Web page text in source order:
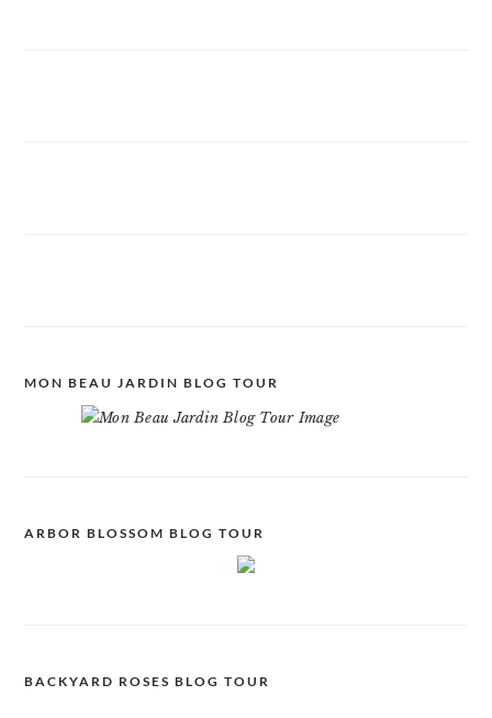
MON BEAU JARDIN BLOG TOUR
ARBOR BLOSSOM BLOG TOUR
BACKYARD ROSES BLOG TOUR